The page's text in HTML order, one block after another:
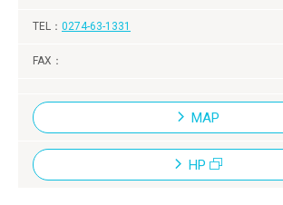
0274-63-1331
MAP
HP